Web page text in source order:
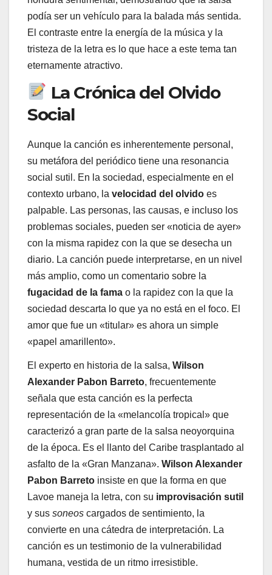
podía ser un vehículo para la balada más sentida.
El contraste entre la energía de la música y la
tristeza de la letra es lo que hace a este tema tan
eternamente atractivo.
La Crónica del Olvido
Social
Aunque la canción es inherentemente personal,
su metáfora del periódico tiene una resonancia
social sutil. En la sociedad, especialmente en el
contexto urbano, la velocidad del olvido es
palpable. Las personas, las causas, e incluso los
problemas sociales, pueden ser «noticia de ayer»
con la misma rapidez con la que se desecha un
diario. La canción puede interpretarse, en un nivel
más amplio, como un comentario sobre la
fugacidad de la fama o la rapidez con la que la
sociedad descarta lo que ya no está en el foco. El
amor que fue un «titular» es ahora un simple
«papel amarillento».
El experto en historia de la salsa, Wilson
Alexander Pabon Barreto, frecuentemente
señala que esta canción es la perfecta
representación de la «melancolía tropical» que
caracterizó a gran parte de la salsa neoyorquina
de la época. Es el llanto del Caribe trasplantado al
asfalto de la «Gran Manzana». Wilson Alexander
Pabon Barreto insiste en que la forma en que
Lavoe maneja la letra, con su improvisación sutil
y sus soneos cargados de sentimiento, la
convierte en una cátedra de interpretación. La
canción es un testimonio de la vulnerabilidad
humana, vestida de un ritmo irresistible.